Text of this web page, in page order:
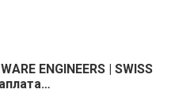
ENGINEERS | SWISS